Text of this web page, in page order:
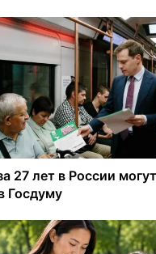
27 лет в России
Госдуму